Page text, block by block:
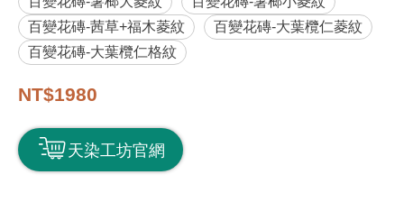
訊
息
關
於
百變花磚-茜草+福木菱紋
百變花磚-大葉欖仁菱紋
百變花磚-大葉欖仁格紋
NT$1980
天染工坊官網